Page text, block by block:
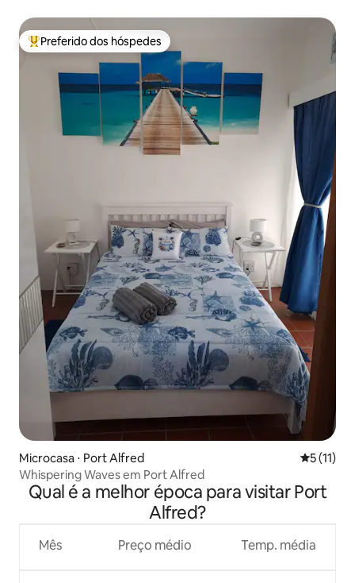
Entre os melhores preferidos dos hóspedes
Preferido dos hóspedes
Microcasa ⋅ Port Alfred 5 de uma
5 (11)
Whispering Waves em Port Alfred
Qual é a melhor época para visitar Port
Alfred?
Mês Preço médio Temp. média